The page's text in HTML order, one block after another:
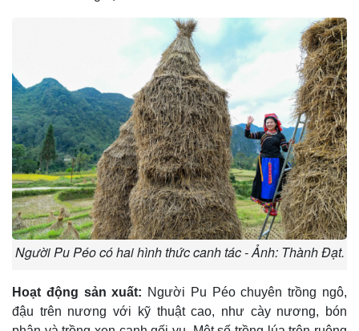
Người Pu Péo có hai hình thức canh tác - Ảnh: Thành Đạt.
Hoạt động sản xuất: Người Pu Péo chuyên trồng ngô,
đậu trên nương với kỹ thuật cao, như cày nương, bón